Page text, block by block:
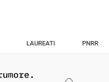
LAUREATI PNRR